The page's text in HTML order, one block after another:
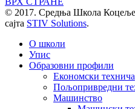
© 2017. Средња Школа
сајта STIV Solutions.
О школи
Упис
Образовни профили
Економски
Пољопривредни
Машинство